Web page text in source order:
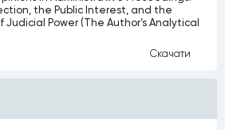
the Public Interest, and the
Power (The Author’s Analytical
Скачати